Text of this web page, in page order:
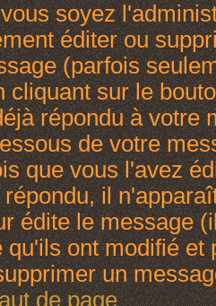
soyez
éditer ou
(parfois
cliquant sur le
répondu à votre
de votre
que vous l'avez
il
édite le message
qu'ils ont modifié
un
de page